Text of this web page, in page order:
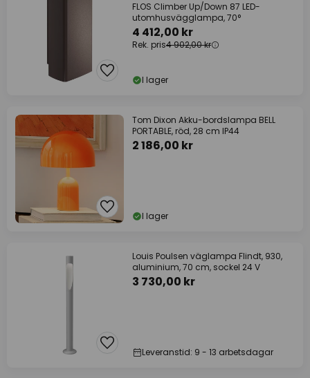
FLOS Climber Up/Down 87 LED-
utomhusvägglampa, 70°
4 412,00 kr
Rek. pris4 902,00 kr
I lager
Tom Dixon Akku-bordslampa BELL
PORTABLE, röd, 28 cm IP44
2 186,00 kr
I lager
Louis Poulsen väglampa Flindt, 930,
aluminium, 70 cm, sockel 24 V
3 730,00 kr
Leveranstid: 9 - 13 arbetsdagar